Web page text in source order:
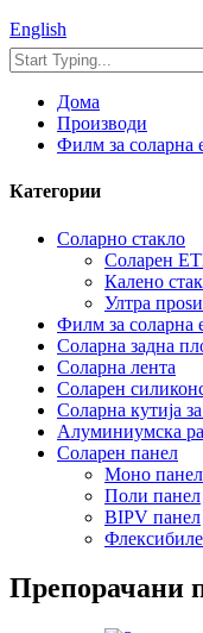
English
Дома
Производи
Филм за соларна
Категории
Соларно стакло
Соларен
Калено
Ултра
Филм за соларна
Соларна задна
Соларна лента
Соларен
Соларна кутија
Алуминиумска
Соларен панел
Моно панел
Поли панел
BIPV панел
Препорачани